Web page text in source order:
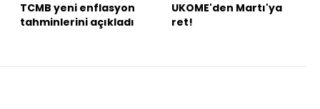
TCMB yeni enflasyon
tahminlerini açıkladı
UKOME'den Martı'ya
ret!